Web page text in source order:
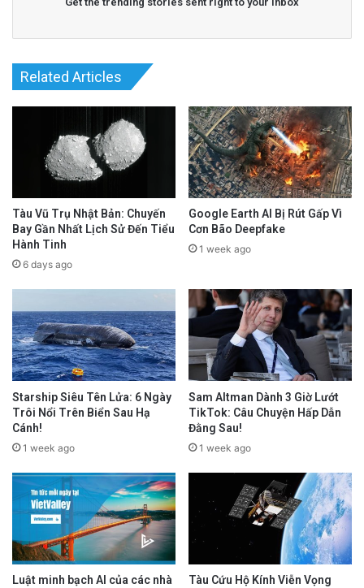
Related Articles
Tàu Vũ Trụ Nhật Bản: Chuyến
Bay Gần Nhất Lịch Sử Đến Tiểu
Hành Tinh
6 days ago
Google Earth AI Bị Rút Gấp Vì
Cơn Bão Deepfake
1 week ago
Starship Siêu Tên Lửa: 6 Ngày
Trôi Nổi Trên Biển Sau Hạ
Cánh!
1 week ago
Sam Altman Dành 3 Giờ Lướt
TikTok: Câu Chuyện Hấp Dẫn
Đằng Sau!
1 week ago
Luật minh bạch AI của các nhà
Tàu Cứu Hộ Kính Viễn Vọng